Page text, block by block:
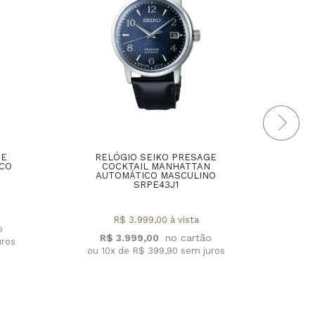
RELÓGIO SEIKO PRESAGE
COCKTAIL MANHATTAN
AUTOMÁTICO MASCULINO
SRPE43J1
R$ 3.999,00
R$ 3.999,00 à vista
ou 10x de R$ 399,90 sem juros